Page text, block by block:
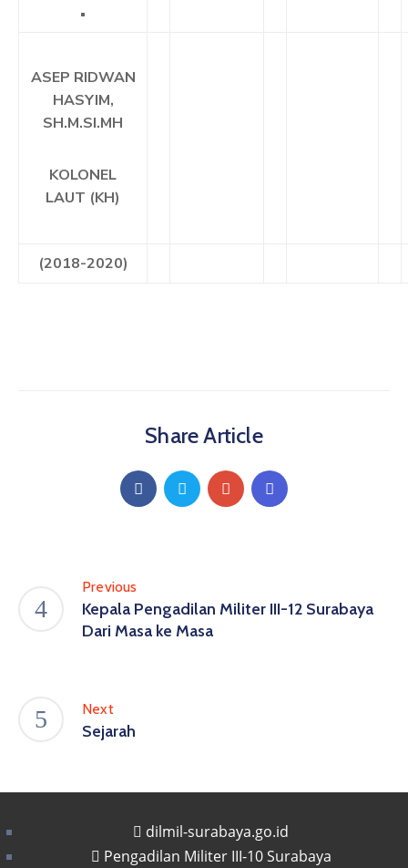
ASEP RIDWAN
HASYIM,
SH.M.SI.MH
KOLONEL
LAUT (KH)
(2018-2020)
Share Article
Previous
Kepala Pengadilan Militer III-12 Surabaya
Dari Masa ke Masa
Next
Sejarah
dilmil-surabaya.go.id
Pengadilan Militer III-10 Surabaya